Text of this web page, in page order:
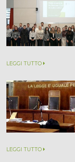
LEGGI TUTTO
LEGGI TUTTO